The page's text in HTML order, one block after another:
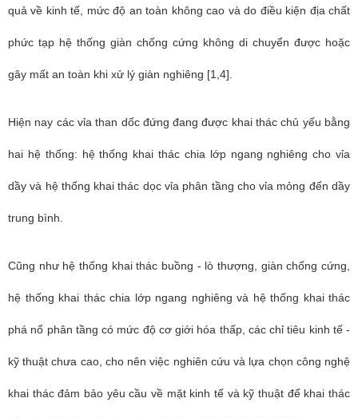
quả về kinh tế, mức độ an toàn không cao và do điều kiện địa chất
phức tạp hệ thống giàn chống cứng không di chuyển được hoặc
gây mất an toàn khi xử lý giàn nghiêng [1,4].
Hiện nay các vỉa than dốc đứng đang được khai thác chủ yếu bằng
hai hệ thống: hệ thống khai thác chia lớp ngang nghiêng cho vỉa
dầy và hệ thống khai thác dọc vỉa phân tầng cho vỉa mỏng đến dầy
trung bình.
Cũng như hệ thống khai thác buồng - lò thượng, giàn chống cứng,
hệ thống khai thác chia lớp ngang nghiêng và hệ thống khai thác
phá nổ phân tầng có mức độ cơ giới hóa thấp, các chỉ tiêu kinh tế -
kỹ thuật chưa cao, cho nên việc nghiên cứu và lựa chọn công nghệ
khai thác đảm bảo yêu cầu về mặt kinh tế và kỹ thuật để khai thác